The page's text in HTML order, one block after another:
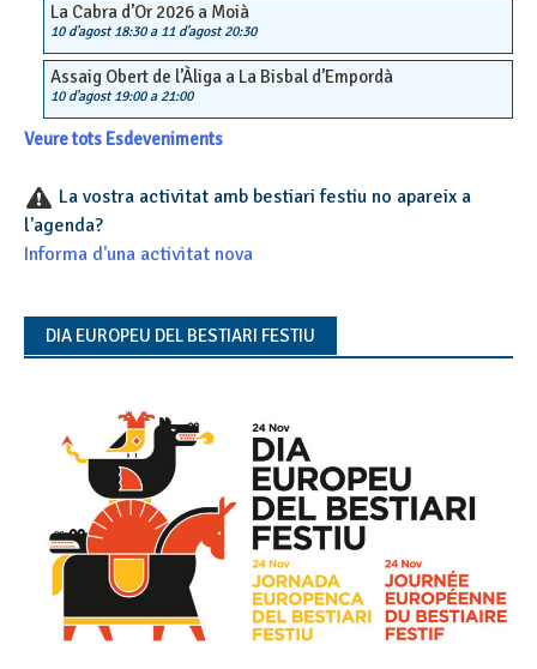
La Cabra d’Or 2026 a Moià
10 d'agost 18:30a 11 d'agost 20:30
Assaig Obert de l’Àliga a La Bisbal d’Empordà
10 d'agost 19:00a 21:00
Veure tots Esdeveniments
La vostra activitat amb bestiari festiu no apareix a
l'agenda?
Informa d'una activitat nova
DIA EUROPEU DEL BESTIARI FESTIU